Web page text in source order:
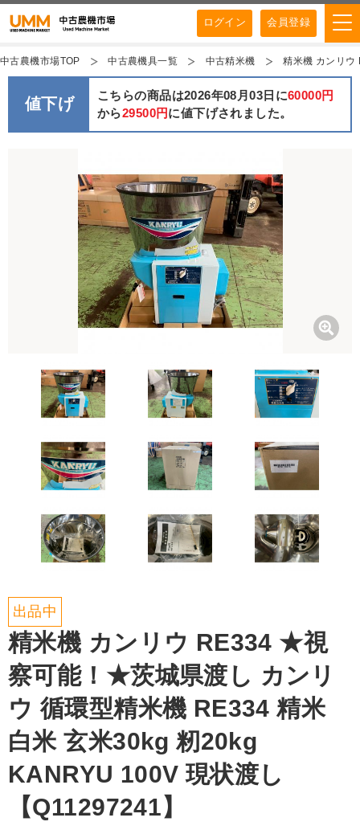
ログイン 会員登録
中古農機市場TOP 中古農機具一覧 中古精米機 精米機 カンリ
値下げ こちらの商品は2026年08月03日に60000円
から29500円に値下げされました。
出品中
精米機 カンリウ RE334 ★視
察可能！★茨城県渡し カンリ
ウ 循環型精米機 RE334 精米
白米 玄米30kg 籾20kg
KANRYU 100V 現状渡し
【Q11297241】